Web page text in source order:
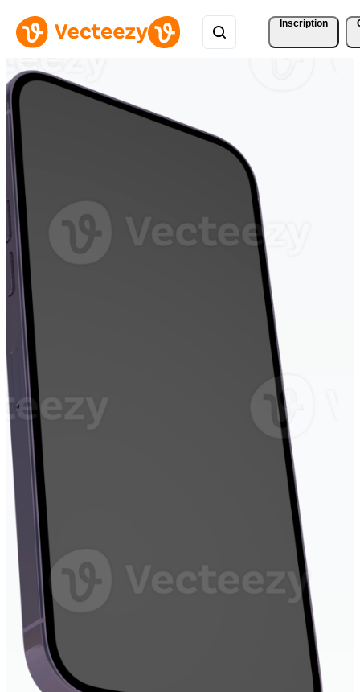
Inscription